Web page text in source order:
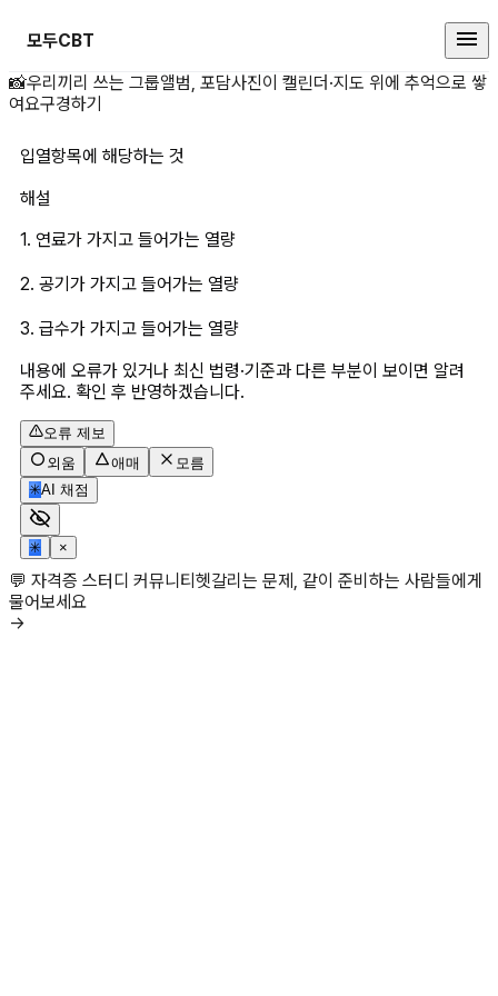
모두CBT
입열항목에 해당하는 것 상세 페이
📸우리끼리 쓰는 그룹앨범, 포담사진이 캘린더·지도 위에 추억으로 쌓
여요구경하기
입열항목에 해당하는 것
해설
1. 연료가 가지고 들어가는 열량
2. 공기가 가지고 들어가는 열량
3. 급수가 가지고 들어가는 열량
내용에 오류가 있거나 최신 법령·기준과 다른 부분이 보이면 알려
주세요. 확인 후 반영하겠습니다.
오류 제보
외움
애매
모름
✳AI 채점
✳ ×
💬 자격증 스터디 커뮤니티헷갈리는 문제, 같이 준비하는 사람들에게
물어보세요
→